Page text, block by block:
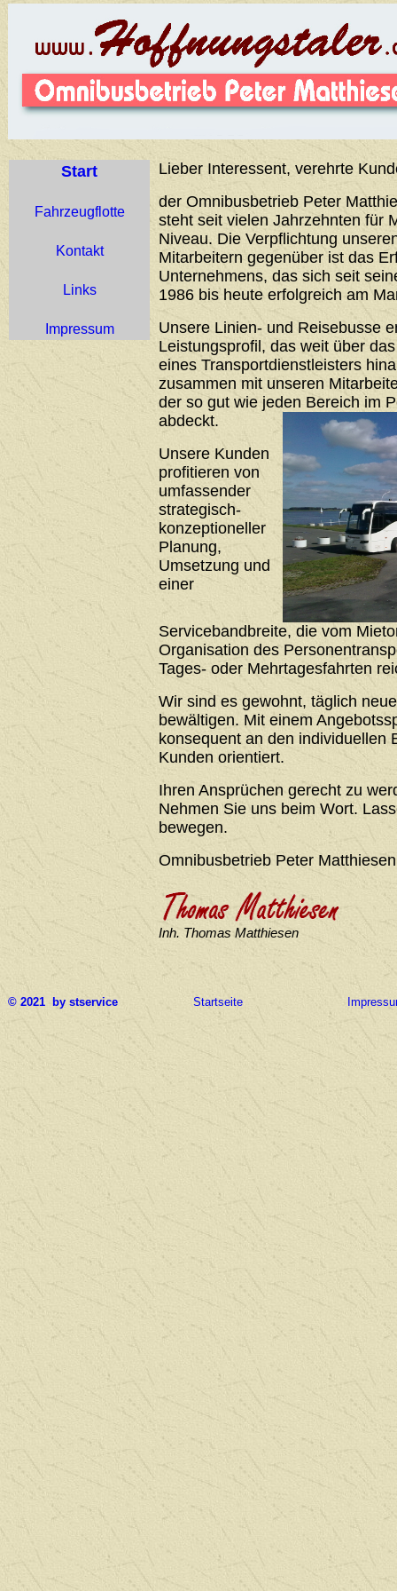
Start
Fahrzeugflotte
Kontakt
Links
Impressum
Lieber Interessent, verehrte
der Omnibusbetrieb Peter
steht seit vielen Jahrzehnten für
Niveau. Die Verpflichtung
Mitarbeitern gegenüber ist das
Unternehmens, das sich seit
1986 bis heute erfolgreich am
Unsere Linien- und Reisebusse
Leistungsprofil, das weit über
eines Transportdienstleisters
zusammen mit unseren
der so gut wie jeden Bereich im
abdeckt.
Unsere Kunden
profitieren von
umfassender
strategisch-
konzeptioneller
Planung,
Umsetzung und
einer
Servicebandbreite, die vom
Organisation des
Tages- oder Mehrtagesfahrten
Wir sind es gewohnt, täglich
bewältigen. Mit einem
konsequent an den individuellen
Kunden orientiert.
Ihren Ansprüchen gerecht zu
Nehmen Sie uns beim Wort.
bewegen.
Omnibusbetrieb Peter Matthiesen
Inh. Thomas Matthiesen
© 2021 by stservice Startseite